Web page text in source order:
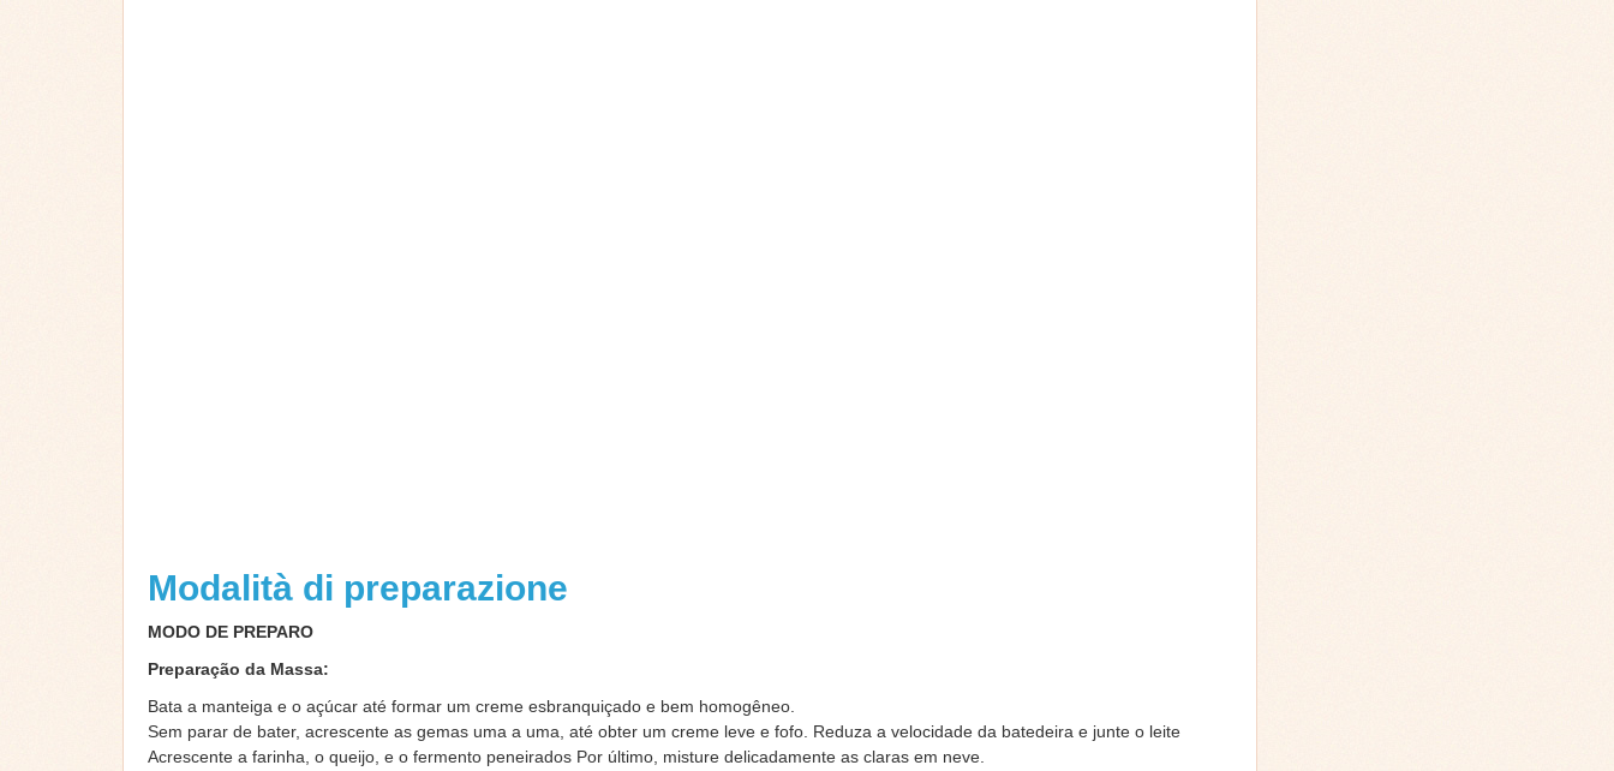
Modalità di preparazione
MODO DE PREPARO
Preparação da Massa:
Bata a manteiga e o açúcar até formar um creme esbranquiçado e bem homogêneo.
Sem parar de bater, acrescente as gemas uma a uma, até obter um creme leve e fofo. Reduza a velocidade da batedeira e junte o leite
Acrescente a farinha, o queijo, e o fermento peneirados Por último, misture delicadamente as claras em neve.